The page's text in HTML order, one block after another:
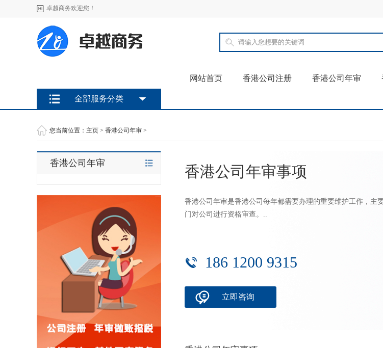
卓越商务欢迎您！
网站首页 香港公司注册 香港公司年审
全部服务分类
您当前位置： 主页 > 香港公司年审 >
香港公司年审 香港公司年审事项
香港公司年审是香港公司每年都需要办理的重要维护工作，主
门对公司进行资格审查。..
186 1200 9315
立即咨询